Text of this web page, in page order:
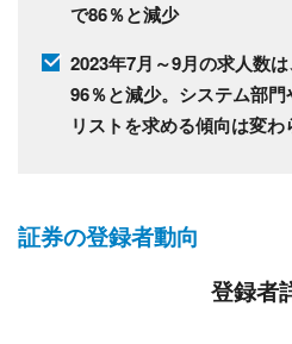
で86％と減少
2023年7月～9月の求人数
96％と減少。システム部
リストを求める傾向は変わ
証券の登録者動向
登録者